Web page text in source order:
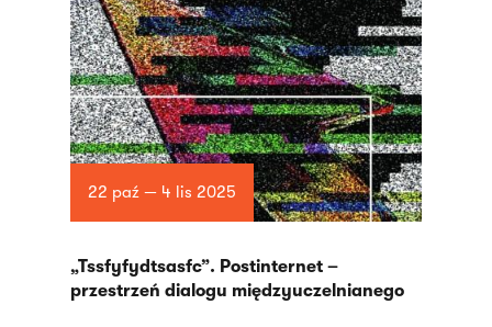
22 paź — 4 lis 2025
„Tssfyfydtsasfc”. Postinternet –
przestrzeń dialogu międzyuczelnianego